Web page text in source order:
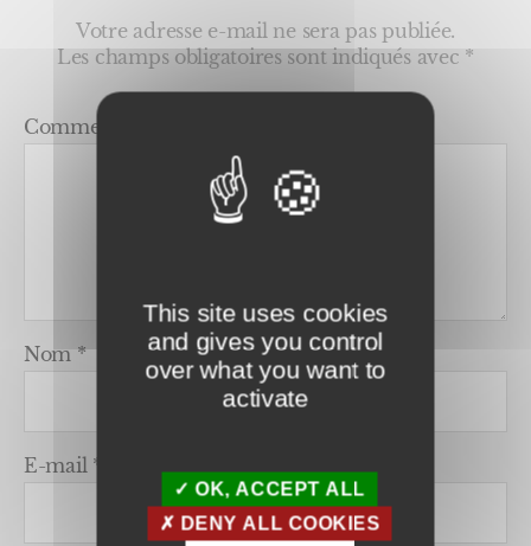
Leuville,
Votre adresse e-mail ne sera pas publiée.
Les champs obligatoires sont indiqués avec *
Commentaire
Nom *
E-mail *
This site uses cookies
and gives you control
over what you want to
activate
OK, ACCEPT ALL
DENY ALL COOKIES